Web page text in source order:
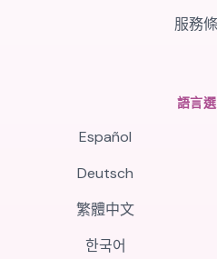
服務
語言
Español
Deutsch
繁體中文
한국어